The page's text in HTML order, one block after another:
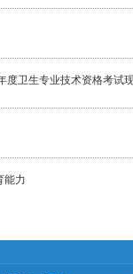
度卫生专业​技术资格考试
能力